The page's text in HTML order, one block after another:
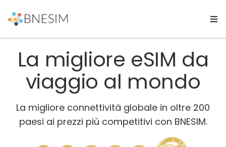
La migliore eSIM da
viaggio al mondo
La migliore connettività globale in oltre 200
paesi ai prezzi più competitivi con BNESIM.